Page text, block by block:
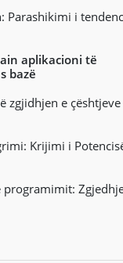
Parashikimi i
aplikacioni të
bazë
zgjidhjen e çështjeve
Krijimi i
programimit: